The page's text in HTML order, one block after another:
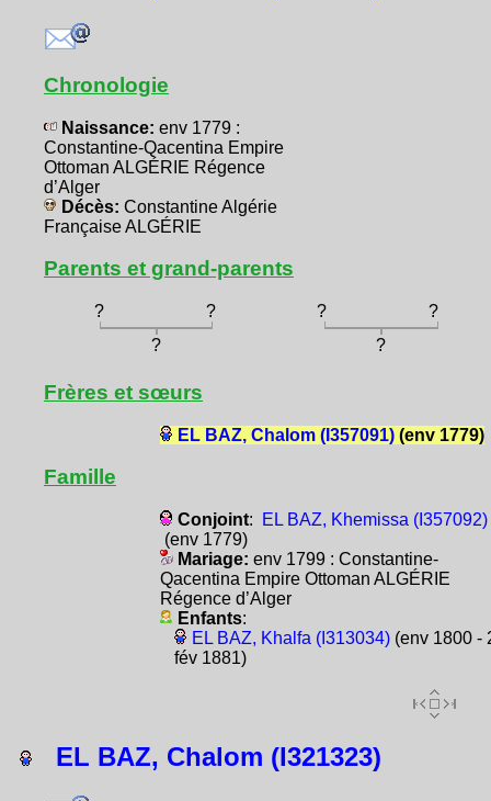
Chronologie
Naissance: env 1779 :
Constantine-Qacentina Empire
Ottoman ALGÉRIE Régence
d’Alger
Décès: Constantine Algérie
Française ALGÉRIE
Parents et grand-parents
? ? ?
?
?
?
Frères et sœurs
EL BAZ, Chalom (I357091)(env 1779)
Famille
Conjoint:
EL BAZ, Khemissa (I357092)
(env 1779)
Mariage: env 1799 : Constantine-
Qacentina Empire Ottoman ALGÉRIE
Régence d’Alger
Enfants:
EL BAZ, Khalfa (I313034)(env 1800 -
fév 1881)
EL BAZ, Chalom (I321323)